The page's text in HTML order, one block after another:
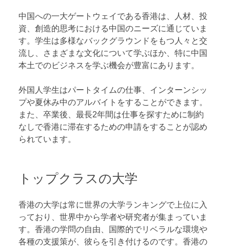
中国への一大ゲートウェイである香港は、人材、投
資、創造的思考における中国のニーズに通じていま
す。学生は多様なバックグラウンドをもつ人々と交
流し、さまざまな文化について学ぶほか、特に中国
本土でのビジネスを学ぶ機会が豊富にあります。
外国人学生はパートタイムの仕事、インターンシッ
プや夏休み中のアルバイトをすることができます。
また、卒業後、最長2年間は仕事を探すために制約
なしで香港に滞在するための申請をすることが認め
られています。
トップクラスの大学
香港の大学は常に世界の大学ランキングで上位に入
っており、世界中から学者や研究者が集まっていま
す。香港の学問の自由、国際的でリベラルな環境や
各種の支援策が、彼らを引き付けるのです。香港の